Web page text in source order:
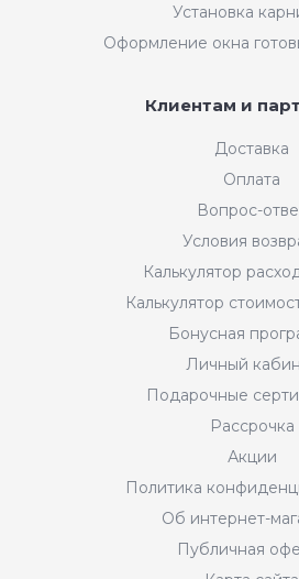
Установка
Оформление окна
Клиентам и
Доставка
Оплата
Вопрос-
Условия
Калькулятор
Калькулятор
Бонусная
Личный
Подарочные
Рассрочка
Акции
Политика
Об интернет-
Публичная